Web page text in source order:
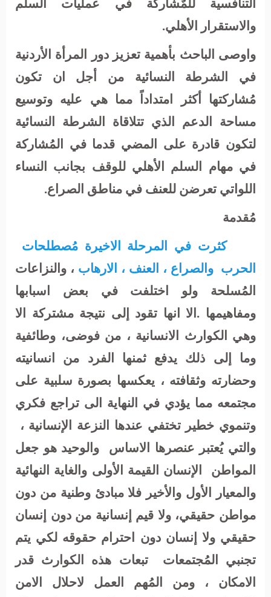
التنافسية للمٌشاركة في عمليات السلم
والاستقرار الأهلي.
واوصى الباحث بأهمية تعزيز دور المرأة الأردنية
في الشرطة النسائية من أجل ان تكون
مُشاركتها أكثر امتداداً مما هي عليه وتوسيع
مساحة الدعم الذي تتلاقاة الشرطة النسائية
لتكون قادرة على المضي قدما في المُشاركة
في مهام السلم الأهلي للوقف بجانب النساء
اللواتي تعرضن للعنف في مناطق الصراع.
مُقدمة
كثرت في المرحلة الاخيرة مُصطلحات
الحرب والصراع ، العنف ، الارهاب ، و النزاعات
المُسلحة ولو اختلفت في بعض اسبابها
ومفاهيمها .الا انها تقود إلى نتيجة مشتركة الا
وهي الكوارث الانسانية ، من فوضى، وطائفية
وما إلى ذلك يدفع ثمنها الفرد من انسانيته
وحضارته وثقافته ، يعكسها بصورة سلبية على
مجتمعه مما يؤدي في النهاية الى تراجع فكري
وتنموي خطير تختفي عندها النزعة الإنسانية ،
والتي يُعتبر عنصرها الاساس
والوحيد هو جعل
المواطن
الإنسان القيمة الأولى والغاية النهائية
والمعيار الأول والأخير فلا مبادئ وطنية من دون
مواطن حقيقي، ولا قيم إنسانية من دون إنسان
حقيقي ولا إنسان دون احترام حقوقه لكي يتم
تجنبي المُجتمعات
تبعات هذه الكوارث قدر
الامكان ، ومن المُهم العمل لاحلال الامن